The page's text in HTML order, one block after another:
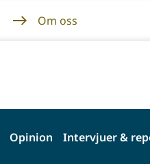
Om oss
Opinion Intervjuer &